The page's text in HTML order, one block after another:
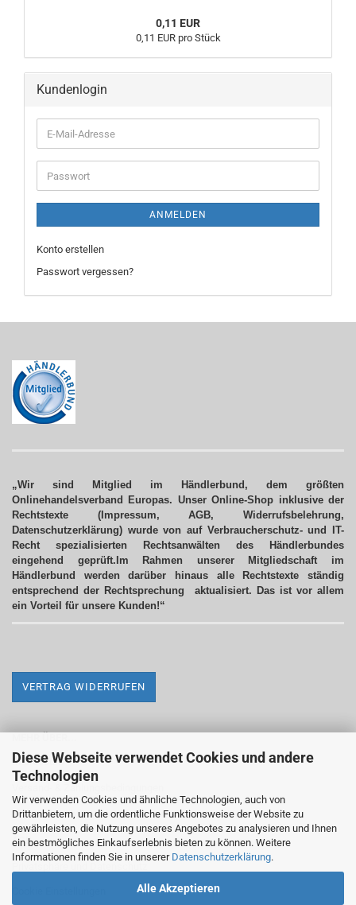
Diese Webseite verwendet Cookies und andere
Technologien
Wir verwenden Cookies und ähnliche Technologien, auch von
Drittanbietern, um die ordentliche Funktionsweise der Website zu
gewährleisten, die Nutzung unseres Angebotes zu analysieren und Ihnen
ein bestmögliches Einkaufserlebnis bieten zu können. Weitere
Informationen finden Sie in unserer Datenschutzerklärung.
Alle Akzeptieren
0,11 EUR
0,11 EUR pro Stück
Kundenlogin
E-
Mail-
Adresse
Passwort
ANMELDEN
Konto erstellen
Passwort vergessen?
„Wir sind Mitglied im Händlerbund, dem größten
Onlinehandelsverband Europas. Unser Online-Shop inklusive der
Rechtstexte (Impressum, AGB, Widerrufsbelehrung,
Datenschutzerklärung) wurde von auf Verbraucherschutz- und IT-
Recht spezialisierten Rechtsanwälten des Händlerbundes
eingehend geprüft.Im Rahmen unserer Mitgliedschaft im
Händlerbund werden darüber hinaus alle Rechtstexte ständig
entsprechend der Rechtsprechung aktualisiert. Das ist vor allem
ein Vorteil für unsere Kunden!“
VERTRAG WIDERRUFEN
Impressum
Versand- & Zahlungsbedingungen
Widerrufsrecht & Widerrufsformular
AGB